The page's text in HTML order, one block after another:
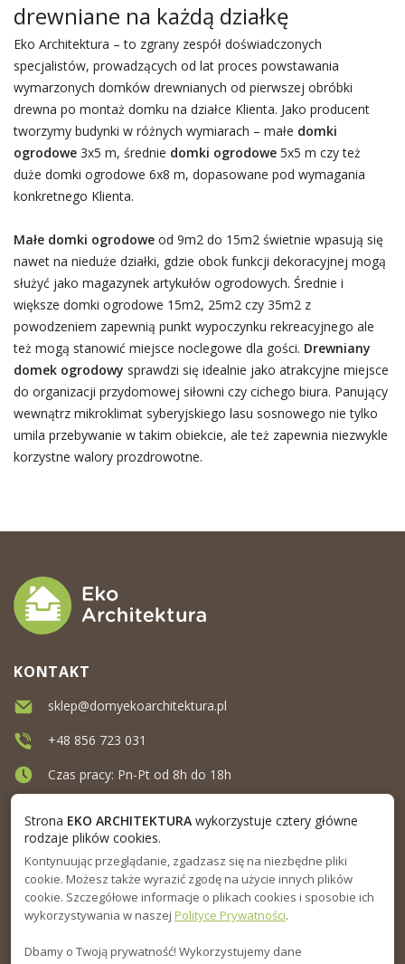
drewniane na każdą działkę
Eko Architektura – to zgrany zespół doświadczonych
specjalistów, prowadzących od lat proces powstawania
wymarzonych domków drewnianych od pierwszej obróbki
drewna po montaż domku na działce Klienta. Jako producent
tworzymy budynki w różnych wymiarach – małe domki
ogrodowe3x5 m, średnie domki ogrodowe5x5 m czy też
duże domki ogrodowe 6x8 m, dopasowane pod wymagania
konkretnego Klienta.
Małe domki ogrodoweod 9m2 do 15m2 świetnie wpasują się
nawet na nieduże działki, gdzie obok funkcji dekoracyjnej mogą
służyć jako magazynek artykułów ogrodowych. Średnie i
większe domki ogrodowe 15m2, 25m2 czy 35m2 z
powodzeniem zapewnią punkt wypoczynku rekreacyjnego ale
też mogą stanowić miejsce noclegowe dla gości. Drewniany
domek ogrodowy sprawdzi się idealnie jako atrakcyjne miejsce
do organizacji przydomowej siłowni czy cichego biura. Panujący
wewnątrz mikroklimat syberyjskiego lasu sosnowego nie tylko
umila przebywanie w takim obiekcie, ale też zapewnia niezwykle
korzystne walory prozdrowotne.
MENU
INFORMACJA
KONTAKT
sklep@domyekoarchitektura.pl
+48 856 723 031
Czas pracy: Pn-Pt od 8h do 18h
Strona EKO ARCHITEKTURAwykorzystuje cztery główne
rodzaje plików cookies.
Kontynuując przeglądanie, zgadzasz się na niezbędne pliki
cookie. Możesz także wyrazić zgodę na użycie innych plików
cookie. Szczegółowe informacje o plikach cookies i sposobie ich
wykorzystywania w naszej Polityce Prywatności.
Dbamy o Twoją prywatność! Wykorzystujemy dane